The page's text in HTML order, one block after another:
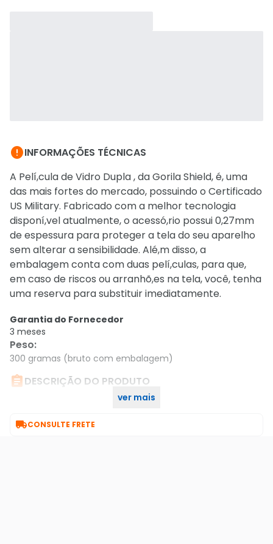
INFORMAÇÕES TÉCNICAS
A Pelí,cula de Vidro Dupla , da Gorila Shield, é, uma
das mais fortes do mercado, possuindo o Certificado
US Military. Fabricado com a melhor tecnologia
disponí,vel atualmente, o acessó,rio possui 0,27mm
de espessura para proteger a tela do seu aparelho
sem alterar a sensibilidade. Alé,m disso, a
embalagem conta com duas pelí,culas, para que,
em caso de riscos ou arranhõ,es na tela, você, tenha
uma reserva para substituir imediatamente.
Garantia do Fornecedor
3 meses
Peso:
300 gramas (bruto com embalagem)
DESCRIÇÃO DO PRODUTO
ver mais
CONSULTE FRETE